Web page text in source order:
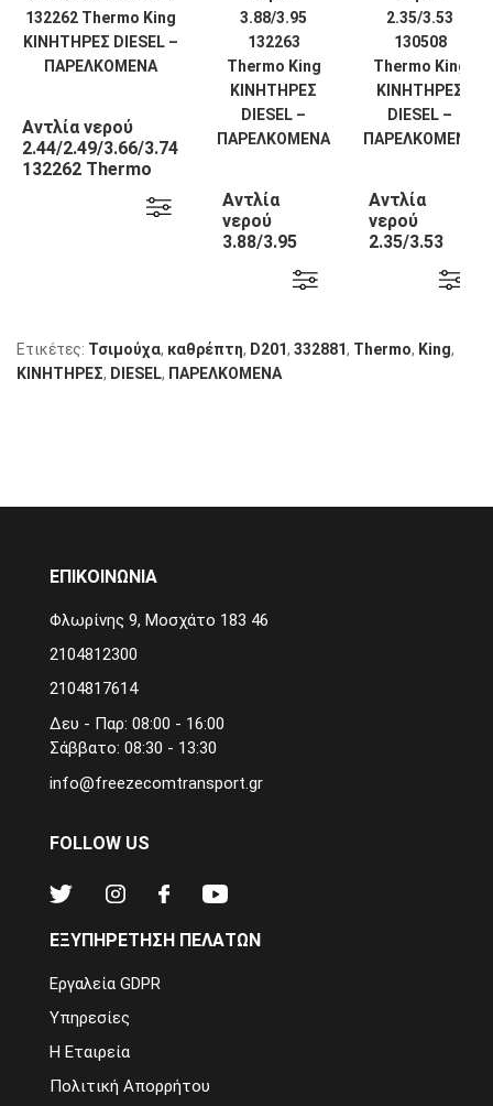
Αντλία νερού
2.44/2.49/3.66/3.74
132262 Thermo
Αντλία
νερού
3.88/3.95
Αντλία
νερού
2.35/3.53
Ετικέτες: Τσιμούχα, καθρέπτη, D201, 332881, Thermo, King,
KΙΝΗΤΗΡΕΣ, DIESEL, ΠΑΡΕΛΚΟΜΕΝΑ
ΕΠΙΚΟΙΝΩΝΙΑ
Φλωρίνης 9, Μοσχάτο 183 46
2104812300
2104817614
Δευ - Παρ: 08:00 - 16:00
Σάββατο: 08:30 - 13:30
info@freezecomtransport.gr
FOLLOW US
ΕΞΥΠΗΡΈΤΗΣΗ ΠΕΛΑΤΏΝ
Εργαλεία GDPR
Υπηρεσίες
Η Εταιρεία
Πολιτική Απορρήτου